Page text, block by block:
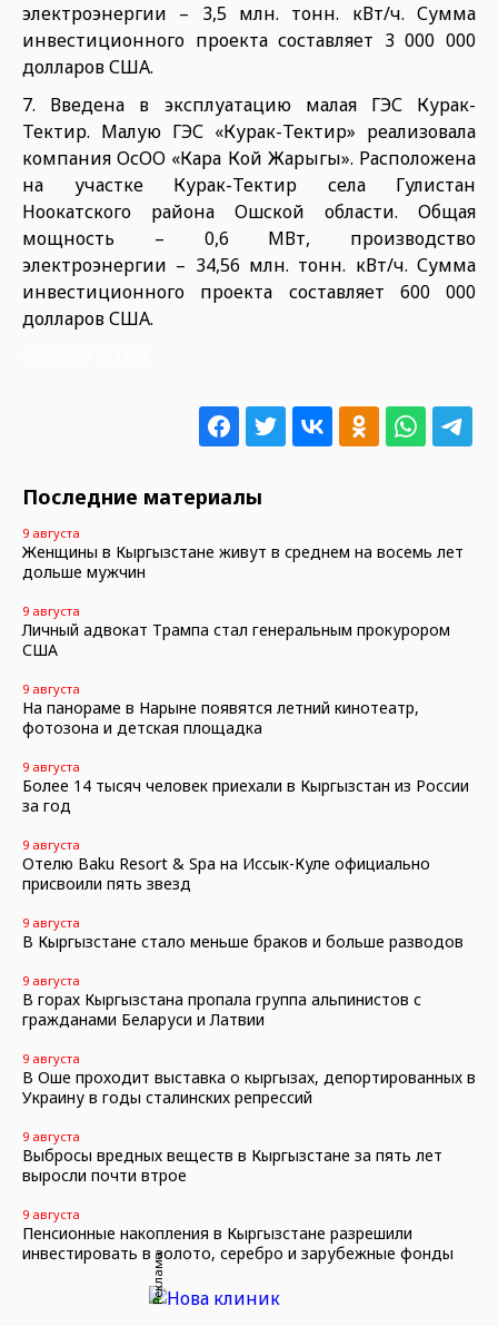
электроэнергии – 3,5 млн. тонн. кВт/ч. Сумма
инвестиционного проекта составляет 3 000 000
долларов США.
7. Введена в эксплуатацию малая ГЭС Курак-
Тектир. Малую ГЭС «Курак-Тектир» реализовала
компания ОсОО «Кара Кой Жарыгы». Расположена
на участке Курак-Тектир села Гулистан
Ноокатского района Ошской области. Общая
мощность – 0,6 МВт, производство
электроэнергии – 34,56 млн. тонн. кВт/ч. Сумма
инвестиционного проекта составляет 600 000
долларов США.
Последние материалы
9 августа
Женщины в Кыргызстане живут в среднем на восемь лет
дольше мужчин
9 августа
Личный адвокат Трампа стал генеральным прокурором
США
9 августа
На панораме в Нарыне появятся летний кинотеатр,
фотозона и детская площадка
9 августа
Более 14 тысяч человек приехали в Кыргызстан из России
за год
9 августа
Отелю Baku Resort & Spa на Иссык-Куле официально
присвоили пять звезд
9 августа
В Кыргызстане стало меньше браков и больше разводов
9 августа
В горах Кыргызстана пропала группа альпинистов с
гражданами Беларуси и Латвии
9 августа
В Оше проходит выставка о кыргызах, депортированных в
Украину в годы сталинских репрессий
9 августа
Выбросы вредных веществ в Кыргызстане за пять лет
выросли почти втрое
9 августа
Пенсионные накопления в Кыргызстане разрешили
инвестировать в золото, серебро и зарубежные фонды
Реклама